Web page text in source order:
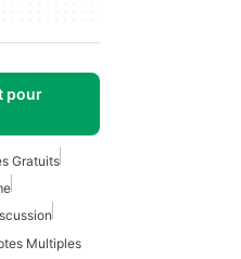
pour
Gratuits
Multiples